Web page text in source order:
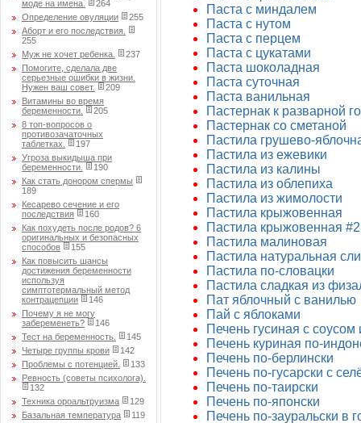
моде на имена.
264
Определение овуляции
255
Аборт и его последствия.
255
Муж не хочет ребенка.
237
Помогите, сделала две
серьезные ошибки в жизни.
Нужен ваш совет.
209
Витамины во время
беременности.
205
8 топ-вопросов о
противозачаточных
таблетках.
197
Угроза выкидыша при
беременности.
190
Как стать донором спермы
189
Кесарево сечение и его
последствия
160
Как похудеть после родов? 6
оригинальных и безопасных
способов
155
Как повысить шансы
достижения беременности
используя
симптотермальный метод
контрацепции
146
Почему я не могу
забеременеть?
146
Тест на беременность.
145
Четыре группы крови
142
Проблемы с потенцией.
133
Ревность (советы психолога).
132
Техника ороальтруизма
129
Базальная температура
119
Паста с миндалем
Паста с нутом
Паста с перцем
Паста с цукатами
Паста шоколадная
Паста суточная
Паста ванильная
Пастернак к разварной
Пастернак со сметаной
Пастила грушево-
Пастила из ежевики
Пастила из калины
Пастила из облепиха
Пастила из жимолости
Пастила крыжовенная
Пастила крыжовенная #2
Пастила малиновая
Пастила натуральная
Пастила по-словацки
Пастила сладкая из
Пат яблочный с ванилью
Пай с яблоками
Печень гусиная с соусом
Печень куриная по-
Печень по-берлински
Печень по-гусарски с
Печень по-таирски
Печень по-японски
Печень по-зауральски в